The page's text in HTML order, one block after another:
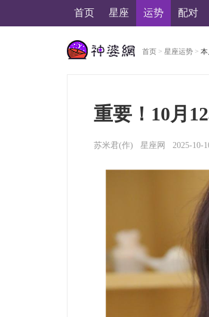
首页 星座 运势 配对
首页 > 星座运势 >
重要！10月
苏米君(作) 星座网 2025-10-